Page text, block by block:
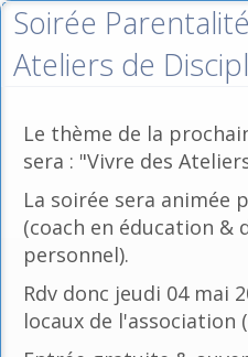
Soirée
Ateliers de
Le thème de la
sera : "Vivre des
La soirée sera animée
(coach en éducation &
personnel).
Rdv donc jeudi 04 mai
locaux de l'association